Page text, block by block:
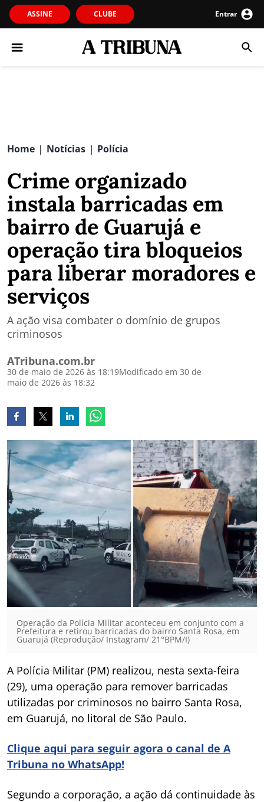
ASSINE CLUBE Entrar
Home | Notícias | Polícia
Crime organizado
instala barricadas em
bairro de Guarujá e
operação tira bloqueios
para liberar moradores e
serviços
A ação visa combater o domínio de grupos
criminosos
ATribuna.com.br
30 de maio de 2026 às 18:19Modificado em 30 de
maio de 2026 às 18:32
Operação da Polícia Militar aconteceu em conjunto com a
Prefeitura e retirou barricadas do bairro Santa Rosa, em
Guarujá (Reprodução/ Instagram/ 21°BPM/I)
A Polícia Militar (PM) realizou, nesta sexta-feira
(29), uma operação para remover barricadas
utilizadas por criminosos no bairro Santa Rosa,
em Guarujá, no litoral de São Paulo.
Clique aqui para seguir agora o canal de A
Tribuna no WhatsApp!
Segundo a corporação, a ação dá continuidade às